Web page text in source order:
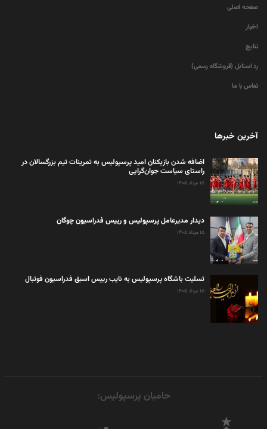
صفحه اصلی
اخبار
نتایج
رد استایل (فروشگاه رسمی)
تماس با ما
آخرین خبرها
اضافه شدن بازیکنان امید پرسپولیس به تمرینات تیم بزرگسالان در
راستای سیاست جوان‌گرایی
۱۵ مرداد ۱۴۰۵
دیدار مدیرعامل پرسپولیس و رییس فدراسیون چوگان
۱۵ مرداد ۱۴۰۵
تسلیت باشگاه پرسپولیس به نایب رییس اسبق فدراسیون فوتبال
۱۵ مرداد ۱۴۰۵
حامیان پرسپولیس: